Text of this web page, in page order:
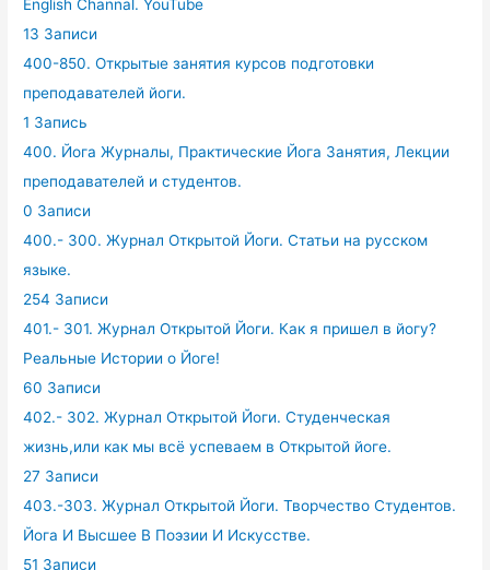
English Channal. YouTube
13 Записи
400-850. Открытые занятия курсов подготовки
преподавателей йоги.
1 Запись
400. Йога Журналы, Практические Йога Занятия, Лекции
преподавателей и студентов.
0 Записи
400.- 300. Журнал Открытой Йоги. Статьи на русском
языке.
254 Записи
401.- 301. Журнал Открытой Йоги. Как я пришел в йогу?
Реальные Истории о Йоге!
60 Записи
402.- 302. Журнал Открытой Йоги. Студенческая
жизнь,или как мы всё успеваем в Открытой йоге.
27 Записи
403.-303. Журнал Открытой Йоги. Творчество Студентов.
Йога И Высшее В Поэзии И Искусстве.
51 Записи